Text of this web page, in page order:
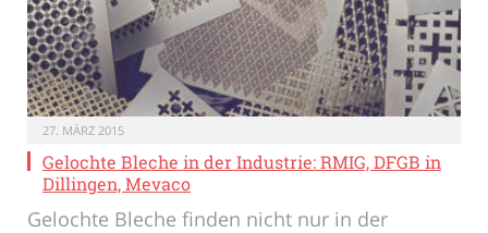
27. MÄRZ 2015
Gelochte Bleche in der Industrie: RMIG, DFGB in
Dillingen, Mevaco
Gelochte Bleche finden nicht nur in der